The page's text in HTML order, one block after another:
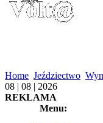
Home Jeździectwo
08 | 08 | 2026
REKLAMA
Menu: